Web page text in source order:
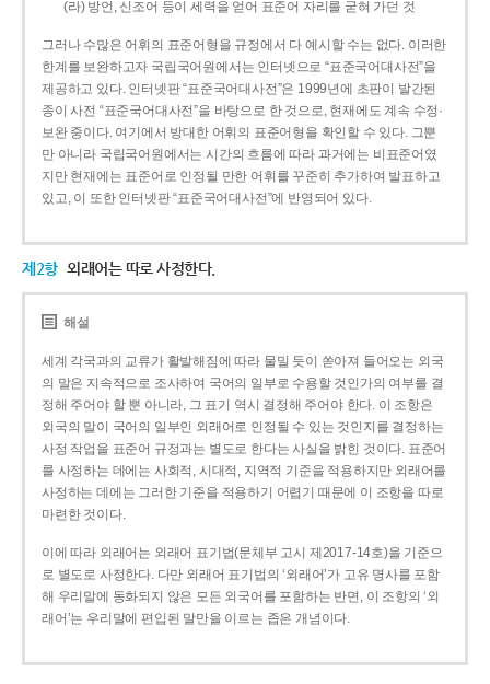
(라) 방언, 신조어 등이 세력을 얻어 표준어 자리를 굳혀 가던 것
그러나 수많은 어휘의 표준어형을 규정에서 다 예시할 수는 없다. 이러한
한계를 보완하고자 국립국어원에서는 인터넷으로 “표준국어대사전”을
제공하고 있다. 인터넷판 “표준국어대사전”은 1999년에 초판이 발간된
종이 사전 “표준국어대사전”을 바탕으로 한 것으로, 현재에도 계속 수정·
보완 중이다. 여기에서 방대한 어휘의 표준어형을 확인할 수 있다. 그뿐
만 아니라 국립국어원에서는 시간의 흐름에 따라 과거에는 비표준어였
지만 현재에는 표준어로 인정될 만한 어휘를 꾸준히 추가하여 발표하고
있고, 이 또한 인터넷판 “표준국어대사전”에 반영되어 있다.
제2항 외래어는 따로 사정한다.
해설
세계 각국과의 교류가 활발해짐에 따라 물밀 듯이 쏟아져 들어오는 외국
의 말은 지속적으로 조사하여 국어의 일부로 수용할 것인가의 여부를 결
정해 주어야 할 뿐 아니라, 그 표기 역시 결정해 주어야 한다. 이 조항은
외국의 말이 국어의 일부인 외래어로 인정될 수 있는 것인지를 결정하는
사정 작업을 표준어 규정과는 별도로 한다는 사실을 밝힌 것이다. 표준어
를 사정하는 데에는 사회적, 시대적, 지역적 기준을 적용하지만 외래어를
사정하는 데에는 그러한 기준을 적용하기 어렵기 때문에 이 조항을 따로
마련한 것이다.
이에 따라 외래어는 외래어 표기법(문체부 고시 제2017-14호)을 기준으
로 별도로 사정한다. 다만 외래어 표기법의 ‘외래어’가 고유 명사를 포함
해 우리말에 동화되지 않은 모든 외국어를 포함하는 반면, 이 조항의 ‘외
래어’는 우리말에 편입된 말만을 이르는 좁은 개념이다.